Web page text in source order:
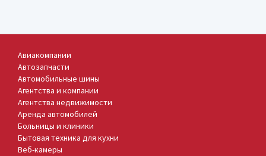
Авиакомпании
Автозапчасти
Автомобильные шины
Агентства и компании
Агентства недвижимости
Аренда автомобилей
Больницы и клиники
Бытовая техника для кухни
Веб-камеры